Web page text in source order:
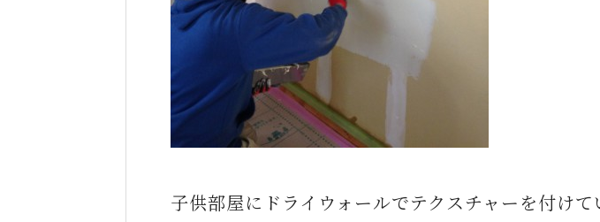
子供部屋にドライウォールでテクスチャーを付けて